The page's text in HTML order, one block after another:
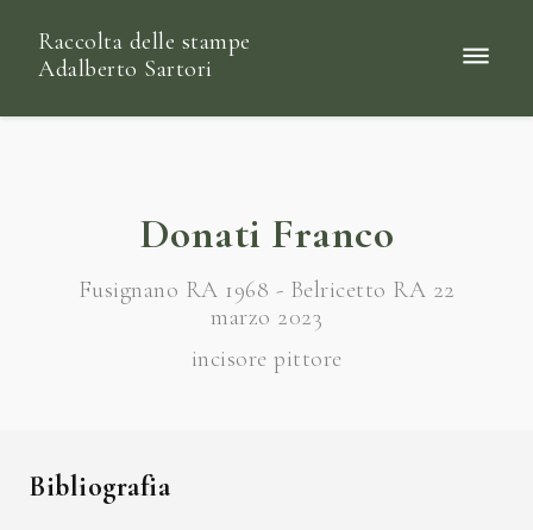
Raccolta delle stampe
Adalberto Sartori
Donati Franco
Fusignano RA 1968 - Belricetto RA 22
marzo 2023
incisore pittore
Bibliografia